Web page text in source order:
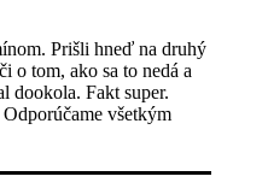
Prišli hneď na druhý
o tom, ako sa to nedá a
dookola. Fakt super.
všetkým